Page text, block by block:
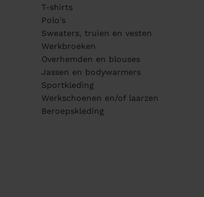
T-shirts
Polo's
Sweaters, truien en vesten
Werkbroeken
Overhemden en blouses
Jassen en bodywarmers
Sportkleding
Werkschoenen en/of laarzen
Beroepskleding